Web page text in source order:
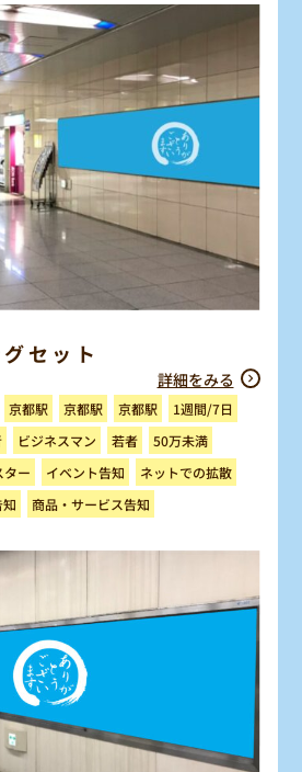
セット
詳細をみる
京都駅 京都駅 京都駅 1週間/7日
ビジネスマン 若者 50万未満
ター イベント告知 ネットでの拡散
商品・サービス告知